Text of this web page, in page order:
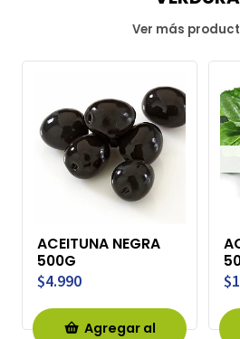
Ver más
ACEITUNA NEGRA
500G
$4.990
Agregar al